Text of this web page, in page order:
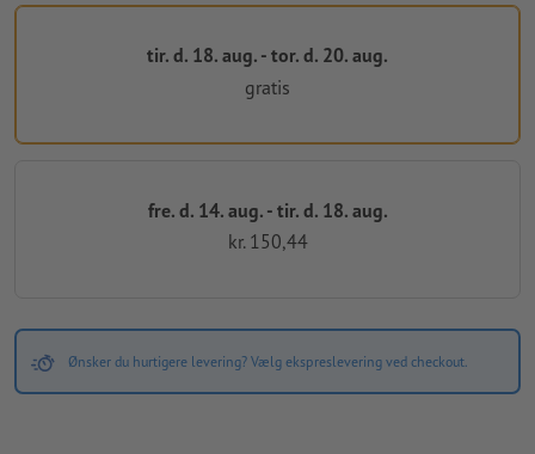
tir. d. 18. aug. - tor. d. 20. aug.
gratis
fre. d. 14. aug. - tir. d. 18. aug.
kr. 150,44
Ønsker du hurtigere levering? Vælg ekspreslevering ved checkout.